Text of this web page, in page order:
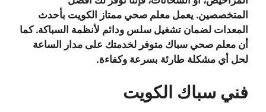
المتخصصين. يعمل معلم صحي ممتاز الكويت بأحدث
المعدات لضمان تشغيل سلس ودائم لأنظمة السباكة. كما
أن معلم صحي سباك متوفر لخدمتك على مدار الساعة
لحل أي مشكلة طارئة بسرعة وكفاءة.
فني سباك الكويت